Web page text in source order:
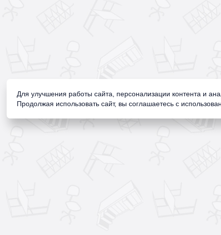
Для улучшения работы сайта, персонализации контента и
Продолжая использовать сайт, вы соглашаетесь с